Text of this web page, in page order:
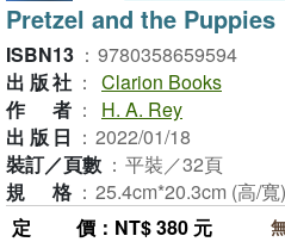
Pretzel and the Puppies
ISBN13 ： 9780358659594
出版社 ： Clarion Books
作者 ：
H. A. Rey
出版日 ： 2022/01/18
裝訂／頁數 ： 平裝／32頁
規格 ： 25.4cm*20.3cm (高/寬)
定價 ：NT$ 380 元